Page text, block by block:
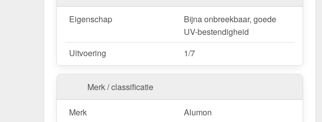
Eigenschap
Bijna onbreekbaar, goede
UV-bestendigheid
Uitvoering
1/7
Merk / classificatie
Merk Alumon